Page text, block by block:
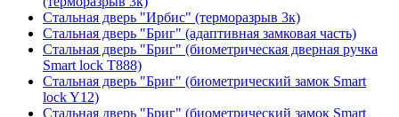
Стальная дверь "Ирбис" (терморазрыв 3к)
Стальная дверь "Бриг" (адаптивная замковая часть)
Стальная дверь "Бриг" (биометрическая дверная ручка
Smart lock T888)
Стальная дверь "Бриг" (биометрический замок Smart
lock Y12)
Стальная дверь "Бриг" (биометрический замок Smart